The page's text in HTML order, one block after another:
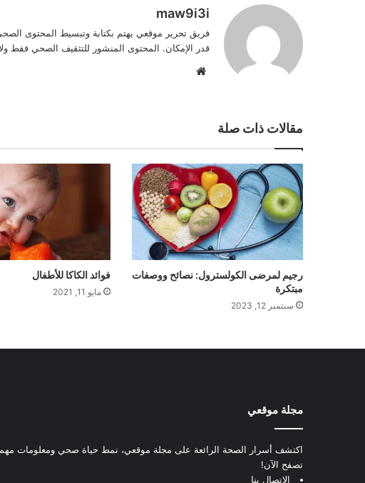
maw9i3i
فريق تحرير موقعي يهتم بكتابة وتبسيط المحتوى
قدر الإمكان. المحتوى المنشور للتثقيف الصحي فقط
مقالات ذات صلة
رجيم لمرضى الكولسترول: نصائح ووصفات
مبتكرة
سبتمبر 12, 2023
فوائد الكاكا للأطفال
مايو 11, 2021
مجلة موقعي
اكتشف أسرار الصحة الرائعة على مجلة موقعي، نمط حياة صحي ومعلومات
تصفح الآن!
الإتصال بنا